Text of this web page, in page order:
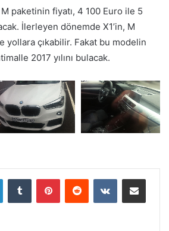
paketinin fiyatı, 4 100 Euro ile 5
İlerleyen dönemde X1’in, M
yollara çıkabilir. Fakat bu modelin
2017 yılını bulacak.